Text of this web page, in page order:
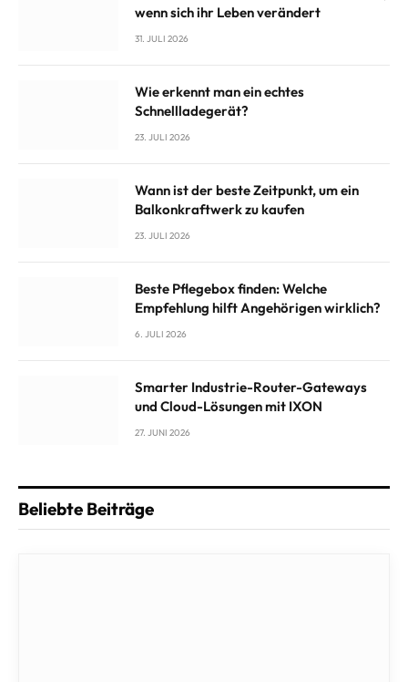
wenn sich ihr Leben verändert
31. JULI 2026
Wie erkennt man ein echtes
Schnellladegerät?
23. JULI 2026
Wann ist der beste Zeitpunkt, um ein
Balkonkraftwerk zu kaufen
23. JULI 2026
Beste Pflegebox finden: Welche
Empfehlung hilft Angehörigen wirklich?
6. JULI 2026
Smarter Industrie-Router-Gateways
und Cloud-Lösungen mit IXON
27. JUNI 2026
Beliebte Beiträge